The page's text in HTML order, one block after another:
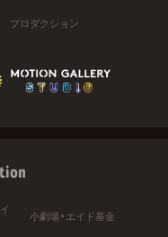
プロダクション
小劇場・エイド基金